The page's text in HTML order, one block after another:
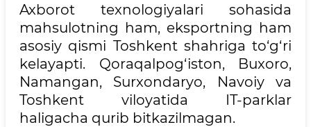
Axborot texnologiyalari sohasida
mahsulotning ham, eksportning ham
asosiy qismi Toshkent shahriga to‘g‘ri
kelayapti. Qoraqalpog‘iston, Buxoro,
Namangan, Surxondaryo, Navoiy va
Toshkent viloyatida IT-parklar
haligacha qurib bitkazilmagan.